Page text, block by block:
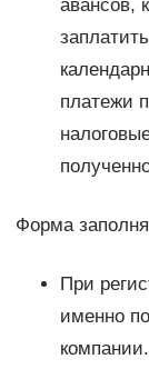
авансов,
платежи
Форма
При
именно
компании.